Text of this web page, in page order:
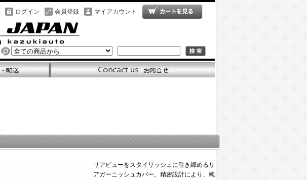
マイアカウント
会員登録
ログイン
リアビューをスタイリッシュに引き締めるリ
アガーニッシュカバー。精密設計により、純